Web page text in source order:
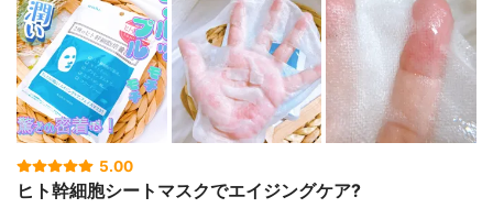
5.00
ヒト幹細胞シートマスクでエイジングケア?